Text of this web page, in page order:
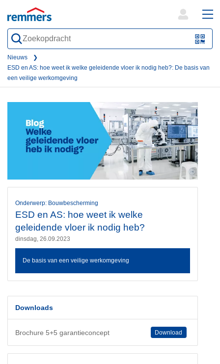
QR-
oder
form
Nieuws
ESD en AS: hoe weet ik welke geleidende vloer ik nodig heb?: De basis van
een veilige werkomgeving
©
Onderwerp: Bouwbescherming
ESD en AS: hoe weet ik welke
geleidende vloer ik nodig heb?
dinsdag, 26.09.2023
De basis van een veilige werkomgeving
Downloads
Brochure 5+5 garantieconcept Download